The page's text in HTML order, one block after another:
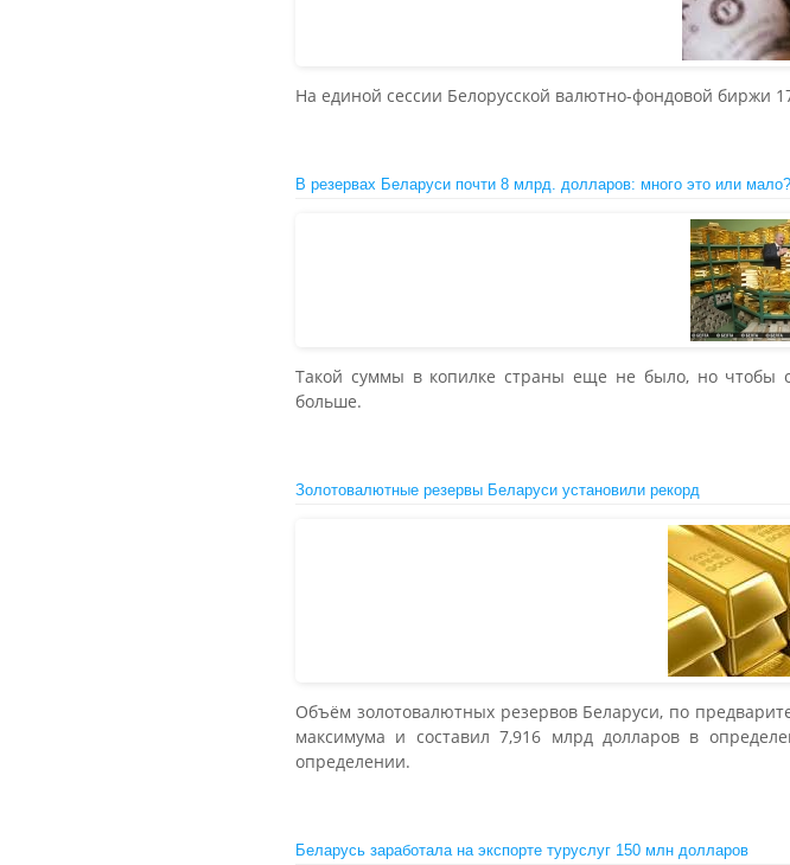
На единой сессии Белорусской валютно-фондовой биржи
В резервах Беларуси почти 8 млрд. долларов: много это или мало?
Такой суммы в копилке страны еще не было, но чтобы
больше.
Золотовалютные резервы Беларуси установили рекорд
Объём золотовалютных резервов Беларуси, по
максимума и составил 7,916 млрд долларов в
определении.
Беларусь заработала на экспорте туруслуг 150 млн долларов